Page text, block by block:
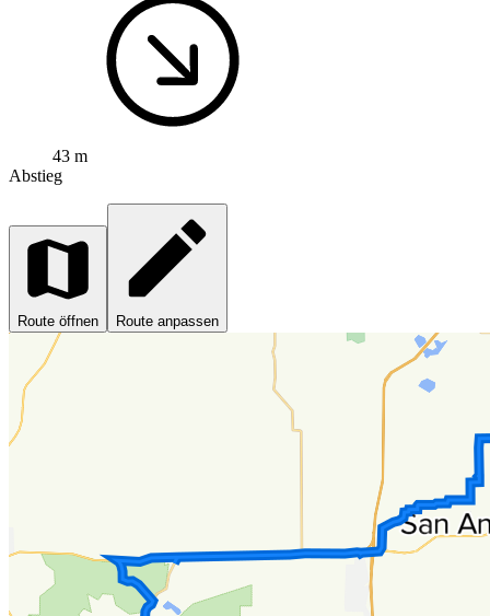
43 m
Abstieg
Route öffnen Route anpassen